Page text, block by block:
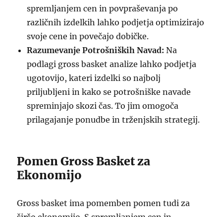
spremljanjem cen in povpraševanja po
različnih izdelkih lahko podjetja optimizirajo
svoje cene in povečajo dobičke.
Razumevanje Potrošniških Navad: Na
podlagi gross basket analize lahko podjetja
ugotovijo, kateri izdelki so najbolj
priljubljeni in kako se potrošniške navade
spreminjajo skozi čas. To jim omogoča
prilagajanje ponudbe in trženjskih strategij.
Pomen Gross Basket za
Ekonomijo
Gross basket ima pomemben pomen tudi za